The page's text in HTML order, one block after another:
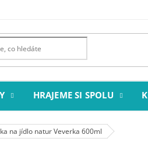
HRAJEME SI SPOLU
na jídlo natur Veverka 600ml